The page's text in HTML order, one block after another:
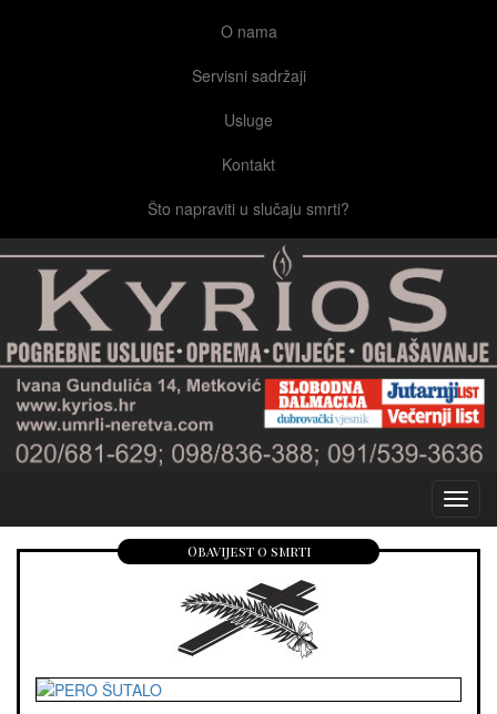
O nama
Servisni sadržaji
Usluge
Kontakt
Što napraviti u slučaju smrti?
Obavijest o smrti